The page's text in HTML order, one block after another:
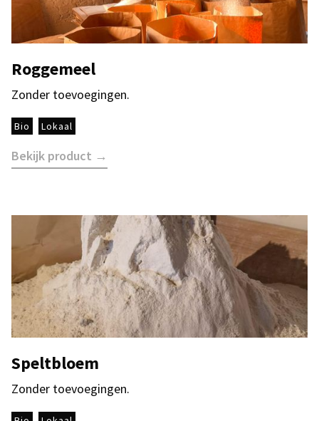
Roggemeel
Zonder toevoegingen.
Bio Lokaal
Bekijk product →
Speltbloem
Zonder toevoegingen.